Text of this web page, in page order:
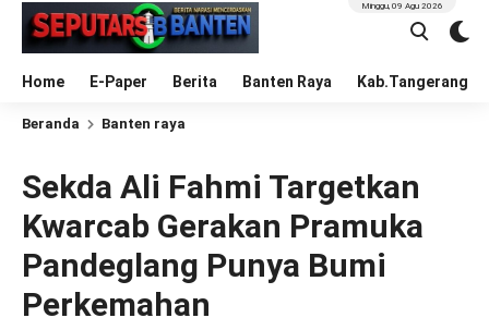
Home E-Paper Berita Banten Raya Kab.Tangerang
Minggu, 09 Agu 2026
Beranda Banten raya
Sekda Ali Fahmi Targetkan
Kwarcab Gerakan Pramuka
Pandeglang Punya Bumi
Perkemahan